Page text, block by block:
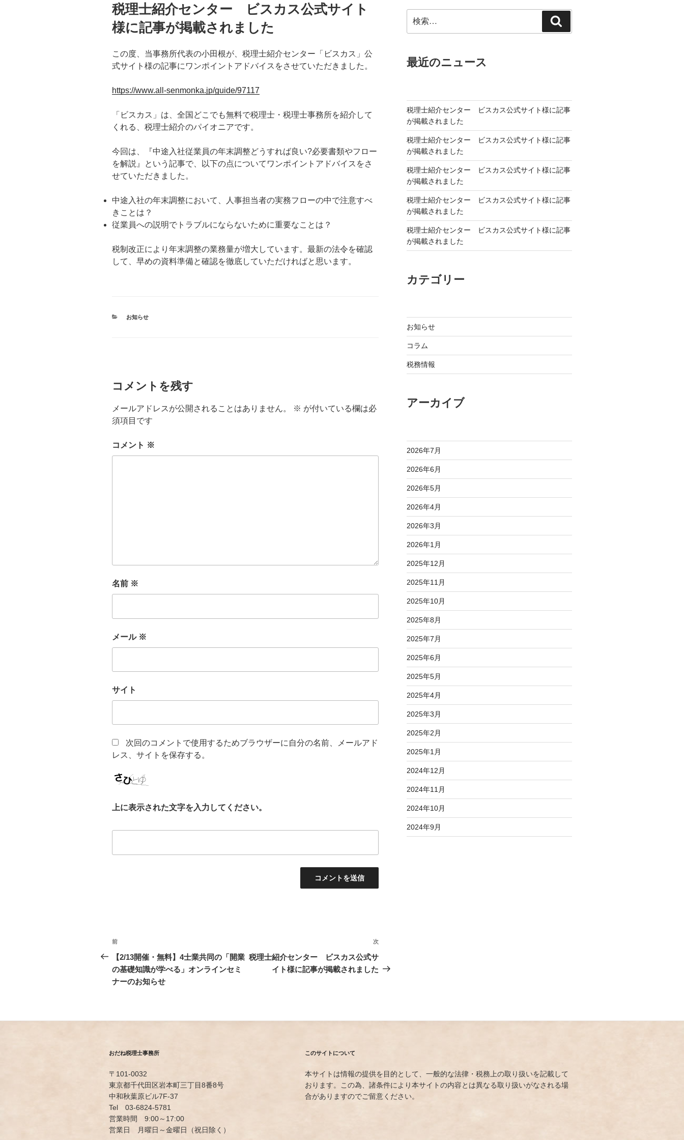
日:
税理士紹介センター ビスカス公式サイト
様に記事が掲載されました
この度、当事務所代表の小田根が、税理士紹介センター「ビスカス」公
式サイト様の記事にワンポイントアドバイスをさせていただきました。
https://www.all-senmonka.jp/guide/97117
「ビスカス」は、全国どこでも無料で税理士・税理士事務所を紹介して
くれる、税理士紹介のパイオニアです。
今回は、『中途入社従業員の年末調整どうすれば良い?必要書類やフロー
を解説』という記事で、以下の点についてワンポイントアドバイスをさ
せていただきました。
中途入社の年末調整において、人事担当者の実務フローの中で注意すべ
きことは？
従業員への説明でトラブルにならないために重要なことは？
税制改正により年末調整の業務量が増大しています。最新の法令を確認
して、早めの資料準備と確認を徹底していただければと思います。
カ
お知らせ
コメントを残す
メールアドレスが公開されることはありません。 ※ が付いている欄は必
須項目です
コメント ※
名前 ※
メール ※
サイト
次回のコメントで使用するためブラウザーに自分の名前、メールアド
レス、サイトを保存する。
上に表示された文字を入力してください。
投
稿
ナ
シ
ン
前
の
投
稿
前
【2/13開催・無料】4士業共同の「開業
の基礎知識が学べる」オンラインセミ
ナーのお知らせ
次
の
投
次
税理士紹介センター ビスカス公式サ
イト様に記事が掲載されました
索:
索
最近のニュース
税理士紹介センター ビスカス公式サイト様に記事
が掲載されました
税理士紹介センター ビスカス公式サイト様に記事
が掲載されました
税理士紹介センター ビスカス公式サイト様に記事
が掲載されました
税理士紹介センター ビスカス公式サイト様に記事
が掲載されました
税理士紹介センター ビスカス公式サイト様に記事
が掲載されました
カテゴリー
お知らせ
コラム
税務情報
アーカイブ
2026年7月
2026年6月
2026年5月
2026年4月
2026年3月
2026年1月
2025年12月
2025年11月
2025年10月
2025年8月
2025年7月
2025年6月
2025年5月
2025年4月
2025年3月
2025年2月
2025年1月
2024年12月
2024年11月
2024年10月
2024年9月
おだね税理士事務所
〒101-0032
東京都千代田区岩本町三丁目8番8号
中和秋葉原ビル7F-37
Tel 03-6824-5781
営業時間 9:00～17:00
営業日 月曜日～金曜日（祝日除く）
このサイトについて
本サイトは情報の提供を目的として、一般的な法律・税務上の取り扱いを記載して
おります。この為、諸条件により本サイトの内容とは異なる取り扱いがなされる場
合がありますのでご留意ください。